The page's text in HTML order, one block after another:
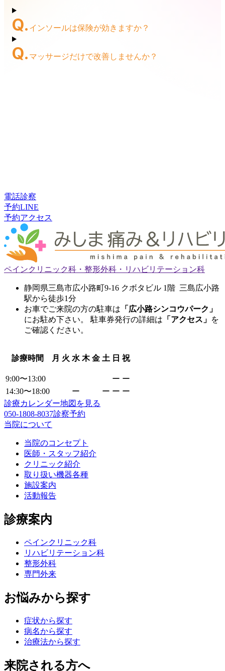
Q. インソールは保険が効きますか？
Q. マッサージだけで改善しませんか？
電話診察
予約LINE
予約アクセス
ペインクリニック科・整形外科・リハビリテーション科
静岡県三島市広小路町9-16 クボタビル 1階 三島広小路
駅から徒歩1分
お車でご来院の方の駐車は 「広小路シンコウパーク」
にお駐め下さい。 駐車券発行の詳細は 「アクセス」 を
ご確認ください。
診療時間 月 火 水 木 金 土 日 祝
9:00〜13:00 ー ー
14:30〜18:00
ー ー ー ー
診療カレンダー地図を見る
050-1808-8037診察予約
当院について
当院のコンセプト
医師・スタッフ紹介
クリニック紹介
取り扱い機器各種
施設案内
活動報告
診療案内
ペインクリニック科
リハビリテーション科
整形外科
専門外来
お悩みから探す
症状から探す
病名から探す
治療法から探す
来院される方へ